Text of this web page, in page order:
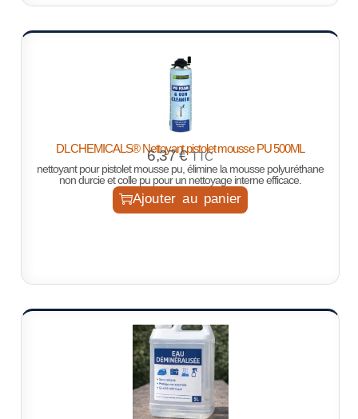
DL CHEMICALS® Nettoyant pistolet mousse PU 500ML
6,37€ TTC
nettoyant pour pistolet mousse pu, élimine la mousse polyuréthane
non durcie et colle pu pour un nettoyage interne efficace.
Ajouter au panier